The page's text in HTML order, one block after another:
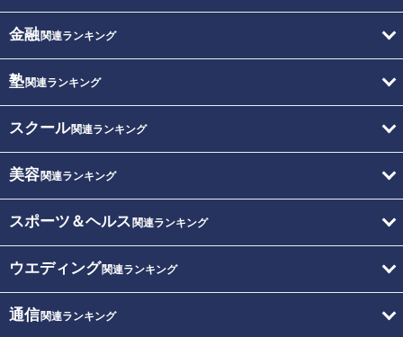
金融関連ランキング
塾関連ランキング
スクール関連ランキング
美容関連ランキング
スポーツ＆ヘルス 関連ランキング
ウエディング関連ランキング
通信関連ランキング